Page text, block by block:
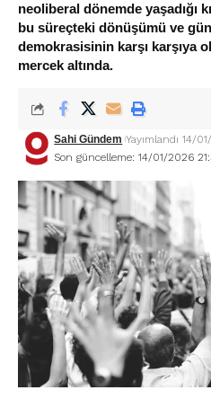
neoliberal dönemde yaşadığı
bu süreçteki dönüşümü ve
demokrasisinin karşı karşıya
mercek altında.
Son güncelleme: 14/01/2026
Sahi Gündem Yayımlandı 14/